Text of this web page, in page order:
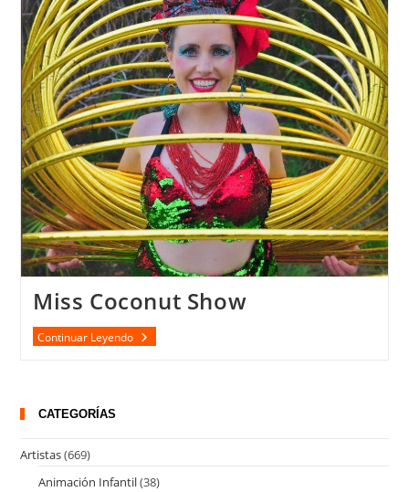
Miss Coconut Show
Continuar LeyendoMiss
CATEGORÍAS
Artistas(669)
Animación Infantil(38)